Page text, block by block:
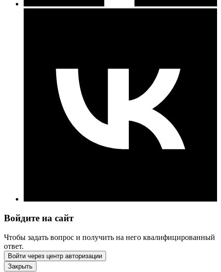
Войдите на сайт
Чтобы задать вопрос и получить на него квалифицированный
ответ.
Войти через центр авторизации
Закрыть